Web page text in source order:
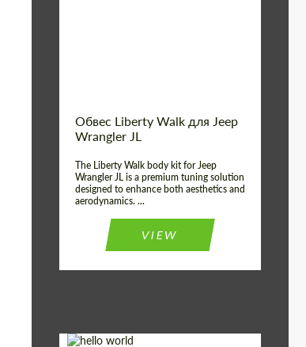
Обвес Liberty Walk для Jeep
Wrangler JL
The Liberty Walk body kit for Jeep
Wrangler JL is a premium tuning solution
designed to enhance both aesthetics and
aerodynamics. ...
VIEW